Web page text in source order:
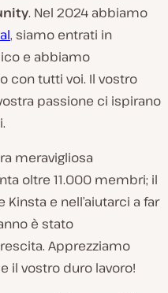
. Nel 2024 abbiamo
, siamo entrati in
e abbiamo
con tutti voi. Il vostro
passione ci ispirano
meravigliosa
oltre 11.000 membri; il
e nell’aiutarci a far
è stato
Apprezziamo
il vostro duro lavoro!